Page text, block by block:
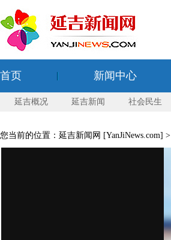
首页 新闻中心
延吉概况 延吉新闻 社会民生
您当前的位置：延吉新闻网 [YanJiNews.com] >